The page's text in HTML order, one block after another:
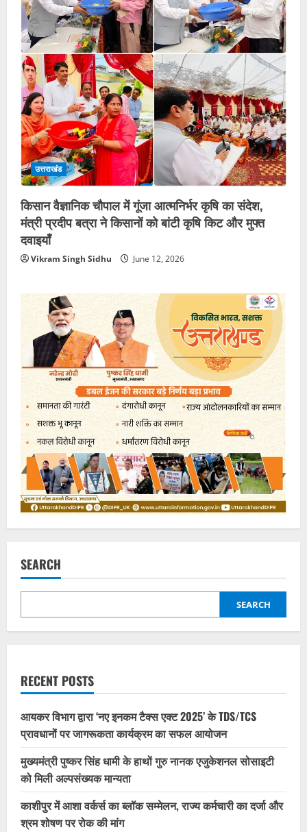
उत्तराखंड
किसान वैज्ञानिक चौपाल में गूंजा आत्मनिर्भर कृषि का संदेश,
मंत्री प्रदीप बत्रा ने किसानों को बांटी कृषि किट और मुफ्त
दवाइयाँ
Vikram Singh Sidhu June 12, 2026
SEARCH
SEARCH
RECENT POSTS
आयकर विभाग द्वारा ‘नए इनकम टैक्स एक्ट 2025’ के TDS/TCS
प्रावधानों पर जागरूकता कार्यक्रम का सफल आयोजन
मुख्यमंत्री पुष्कर सिंह धामी के हाथों गुरु नानक एजुकेशनल सोसाइटी
को मिली अल्पसंख्यक मान्यता
काशीपुर में आशा वर्कर्स का ब्लॉक सम्मेलन, राज्य कर्मचारी का दर्जा और
श्रम शोषण पर रोक की मांग